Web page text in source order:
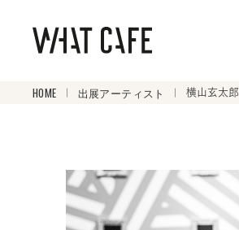
HOME 出展アーティスト 横山玄太郎